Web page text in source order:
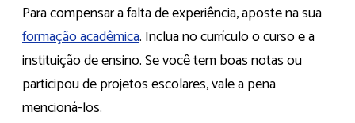
Para compensar a falta de experiência, aposte na sua
formação acadêmica. Inclua no currículo o curso e a
instituição de ensino. Se você tem boas notas ou
participou de projetos escolares, vale a pena
mencioná-los.